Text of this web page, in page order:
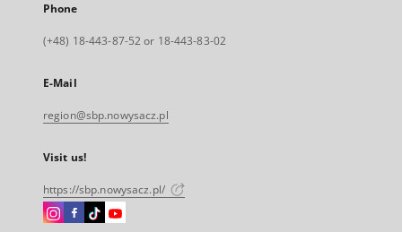
Phone
(+48) 18-443-87-52 or 18-443-83-02
E-Mail
region@sbp.nowysacz.pl
Visit us!
https://sbp.nowysacz.pl/
Instagram
Facebook
InstagramInstagram